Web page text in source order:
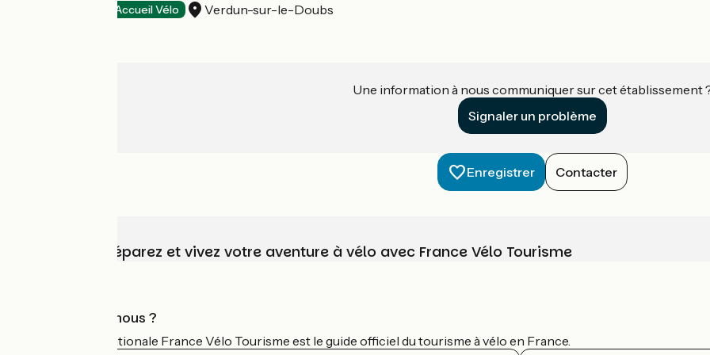
Accueil Vélo Verdun-sur-le-Doubs
Une information à nous communiquer sur cet établissement
Signaler un problème
Enregistrer Contacter
Choisissez, préparez et vivez votre aventure à vélo avec France Vélo Tourisme
Qui sommes-nous ?
L'association nationale France Vélo Tourisme est le guide officiel du tourisme à vélo en France.